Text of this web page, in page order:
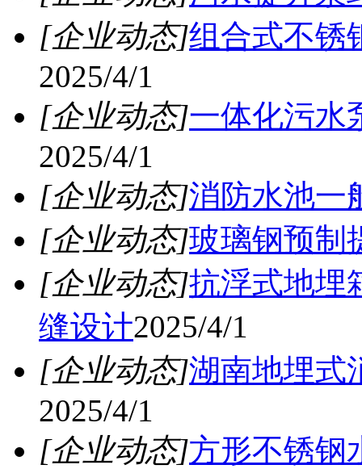
[企业动态]组合式不锈
2025/4/1
[企业动态]一体化污水
2025/4/1
[企业动态]消防水池一
[企业动态]玻璃钢预制
[企业动态]抗浮式地埋
缝设计2025/4/1
[企业动态]湖南地埋式
2025/4/1
[企业动态]方形不锈钢